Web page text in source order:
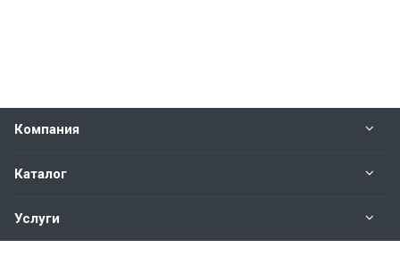
Компания
Каталог
Услуги